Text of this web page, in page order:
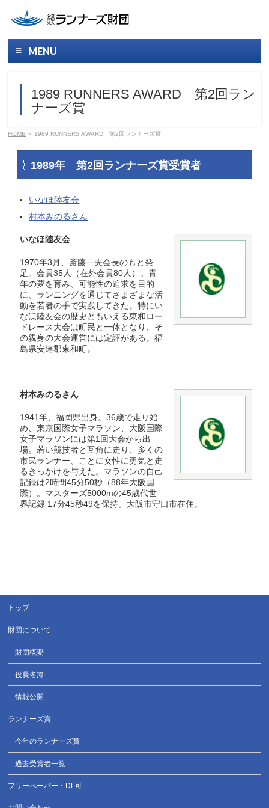
MENU
財団について
財団概要
役員名簿
ランナーズ賞
今年のランナーズ賞
過去受賞者一覧
フリーペーパー・DL可
お問い合わせ
1989 RUNNERS AWARD 第2回ラン
ナーズ賞
HOME » 1989 RUNNERS AWARD 第2回ランナーズ賞
1989年 第2回ランナーズ賞受賞者
いなほ陸友会
村本みのるさん
いなほ陸友会
1970年3月、斎藤一夫会長のもと発
足。会員35人（在外会員80人）。青
年の夢を育み、可能性の追求を目的
に、ランニングを通じてさまざまな活
動を若者の手で実践してきた。特にい
なほ陸友会の歴史ともいえる東和ロー
ドレース大会は町民と一体となり、そ
の親身の大会運営には定評がある。福
島県安達郡東和町。
村本みのるさん
1941年、福岡県出身。36歳で走り始
め、東京国際女子マラソン、大阪国際
女子マラソンには第1回大会から出
場。若い競技者と互角に走り、多くの
市民ランナー、ことに女性に勇気と走
るきっかけを与えた。マラソンの自己
記録は2時間45分50秒（88年大阪国
際）。マスターズ5000mの45歳代世
界記録 17分45秒49を保持。大阪市守口市在住。
トップ
財団について
財団概要
役員名簿
情報公開
ランナーズ賞
今年のランナーズ賞
過去受賞者一覧
フリーペーパー・DL可